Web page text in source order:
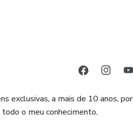
exclusivas, a mais de 10 anos, por
o meu conhecimento.